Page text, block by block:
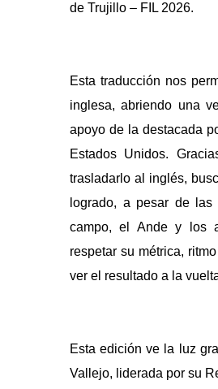
de Trujillo – FIL 2026.
Esta traducción nos
inglesa, abriendo una
apoyo de la destacada
Estados Unidos.
trasladarlo al inglés,
logrado, a pesar de
campo, el Ande y los
respetar su métrica,
ver el resultado a la
Esta edición ve la luz
Vallejo, liderada por su